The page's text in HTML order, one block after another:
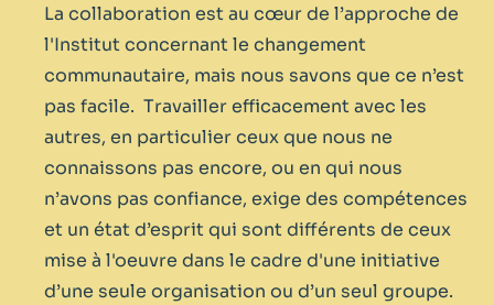
La collaboration est au cœur de l’approche de
l'Institut concernant le changement
communautaire, mais nous savons que ce n’est
pas facile. Travailler efficacement avec les
autres, en particulier ceux que nous ne
connaissons pas encore, ou en qui nous
n’avons pas confiance, exige des compétences
et un état d’esprit qui sont différents de ceux
mise à l'oeuvre dans le cadre d'une initiative
d’une seule organisation ou d’un seul groupe.